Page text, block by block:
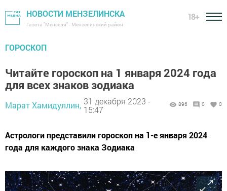
НОВОСТИ МЕНЗЕЛИНСКА
Газета "Мензеля" - Мензелинский район
18+
ГОРОСКОП
Читайте гороскоп на 1 января 2024 года
для всех знаков зодиака
Марат Хамидуллин, 31 декабря 2023 -
15:47
896 0 0
Астрологи представили гороскоп на 1-е января 2024
года для каждого знака Зодиака